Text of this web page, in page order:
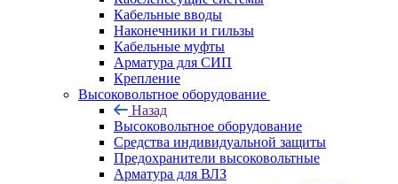
Кабельные вводы
Наконечники и гильзы
Кабельные муфты
Арматура для СИП
Крепление
Высоковольтное оборудование
Назад
Высоковольтное оборудование
Средства индивидуальной защиты
Предохранители высоковольтные
Арматура для ВЛЗ